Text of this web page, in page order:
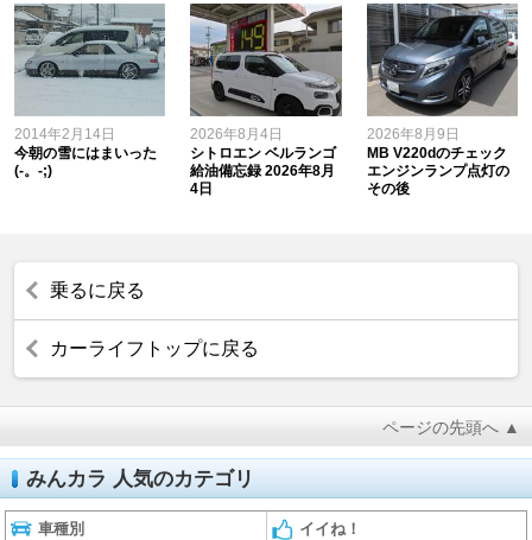
2014年2月14日
今朝の雪にはまいった
(-。-;)
2026年8月4日
シトロエン ベルランゴ
給油備忘録 2026年8月
4日
2026年8月9日
MB V220dのチェック
エンジンランプ点灯の
その後
乗るに戻る
カーライフトップに戻る
ページの先頭へ ▲
みんカラ 人気のカテゴリ
車種別 イイね！